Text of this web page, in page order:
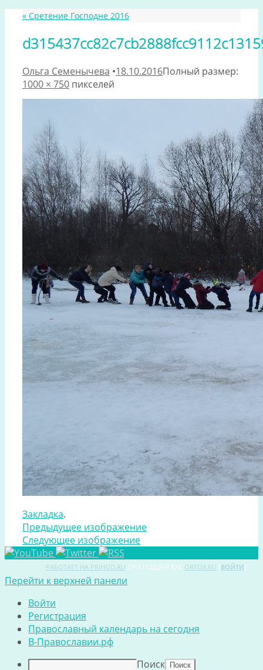
« Сретение Господне 2016
Ольга Семенычева •18.10.2016Полный размер:
1000 × 750 пикселей
Закладка.
Предыдущее изображение
Следующее изображение
РАБОТАЕТ НА PRIHOD.RU ПРИ ПОДДЕРЖКЕ ORTOX.RU [ВОЙТИ]
Перейти к верхней панели
Войти
Регистрация
Православный календарь на сегодня
В-Православии.рф
Поиск